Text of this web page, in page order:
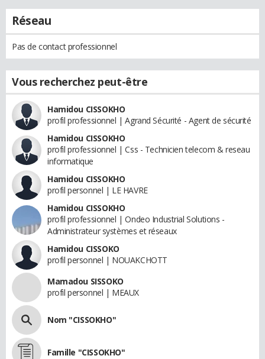
Réseau
Pas de contact professionnel
Vous recherchez peut-être
Hamidou CISSOKHO
profil professionnel | Agrand Sécurité - Agent de sécurité
Hamidou CISSOKHO
profil professionnel | Css - Technicien telecom & reseau
informatique
Hamidou CISSOKHO
profil personnel | LE HAVRE
Hamidou CISSOKHO
profil professionnel | Ondeo Industrial Solutions -
Administrateur systèmes et réseaux
Hamidou CISSOKO
profil personnel | NOUAKCHOTT
Mamadou SISSOKO
profil personnel | MEAUX
Nom "CISSOKHO"
Famille "CISSOKHO"